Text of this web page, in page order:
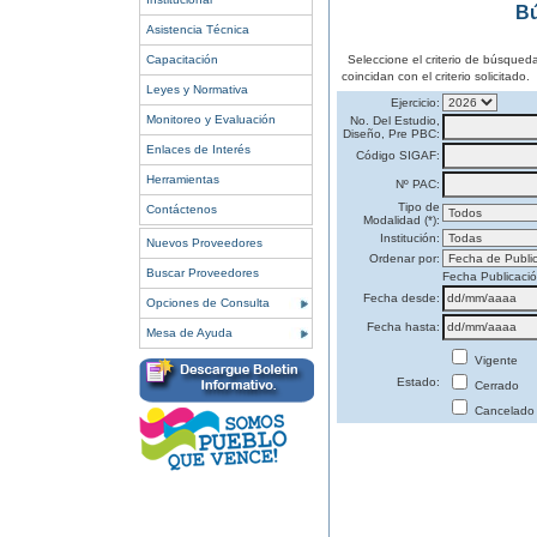
Asistencia Técnica
Capacitación
Leyes y Normativa
Monitoreo y Evaluación
Enlaces de Interés
Herramientas
Contáctenos
Nuevos Proveedores
Buscar Proveedores
Opciones de Consulta
Mesa de Ayuda
Seleccione el criterio de
coincidan con el criterio solicitado.
Ejercicio:
No. Del Estudio,
Diseño, Pre PBC:
Código SIGAF:
Nº PAC:
Tipo de
Modalidad (*):
Institución:
Ordenar por:
Fecha
Fecha desde:
Fecha hasta:
Estado:
Vigente
Cerrado
Cancelado